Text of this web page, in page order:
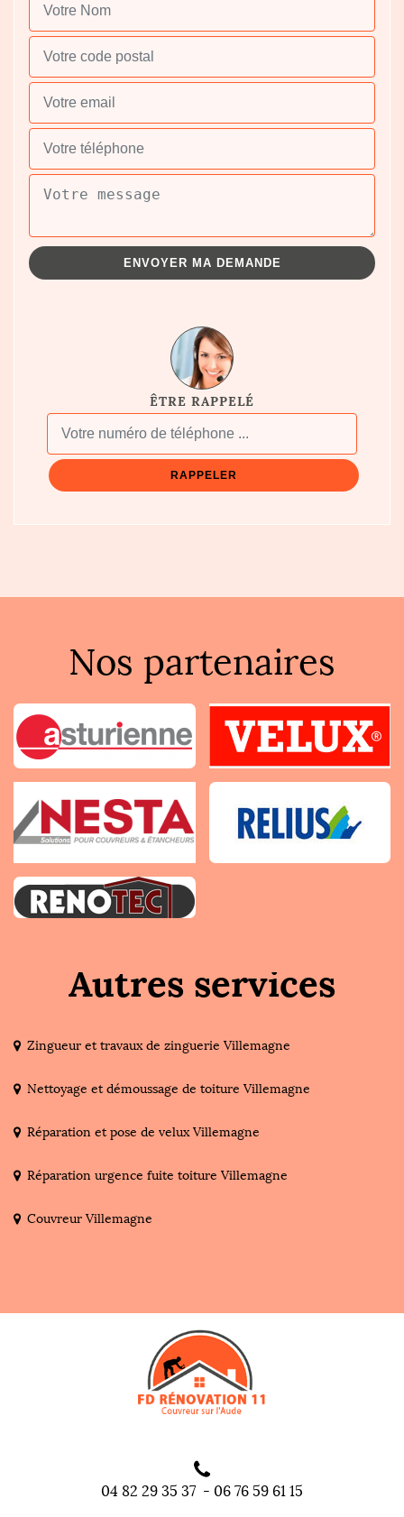
ÊTRE RAPPELÉ
Nos partenaires
Autres services
Zingueur et travaux de zinguerie Villemagne
Nettoyage et démoussage de toiture Villemagne
Réparation et pose de velux Villemagne
Réparation urgence fuite toiture Villemagne
Couvreur Villemagne
04 82 29 35 37 - 06 76 59 61 15